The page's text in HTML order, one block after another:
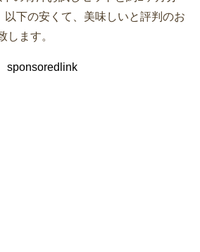
以下の安くて、美味しいと評判のお
します。
sponsoredlink